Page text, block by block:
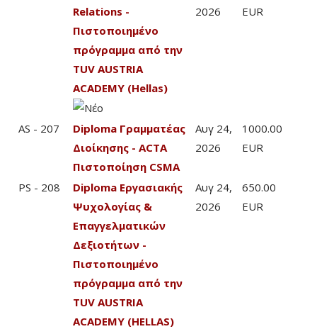
Relations -
Πιστοποιημένο
πρόγραμμα από την
TUV AUSTRIA
ACADEMY (Hellas)
2026
EUR
AS - 207
Diploma Γραμματέας
Διοίκησης - ACTA
Πιστοποίηση CSMA
Αυγ 24,
2026
1000.00
EUR
PS - 208
Diploma Εργασιακής
Ψυχολογίας &
Επαγγελματικών
Δεξιοτήτων -
Πιστοποιημένο
πρόγραμμα από την
TUV AUSTRIA
ACADEMY (HELLAS)
Αυγ 24,
2026
650.00
EUR